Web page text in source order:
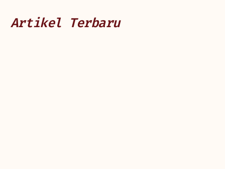
Artikel Terbaru